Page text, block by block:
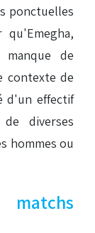
ponctuelles
de
contexte de
d'un effectif
diverses
hommes ou